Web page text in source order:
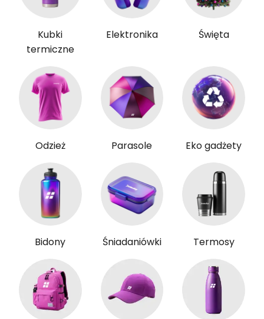
Kubki
termiczne
Elektronika Święta
Odzież Parasole Eko gadżety
Bidony Śniadaniówki Termosy